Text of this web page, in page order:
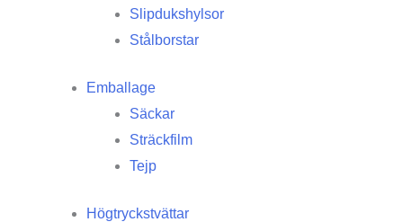
Slipdukshylsor
Stålborstar
Emballage
Säckar
Sträckfilm
Tejp
Högtryckstvättar